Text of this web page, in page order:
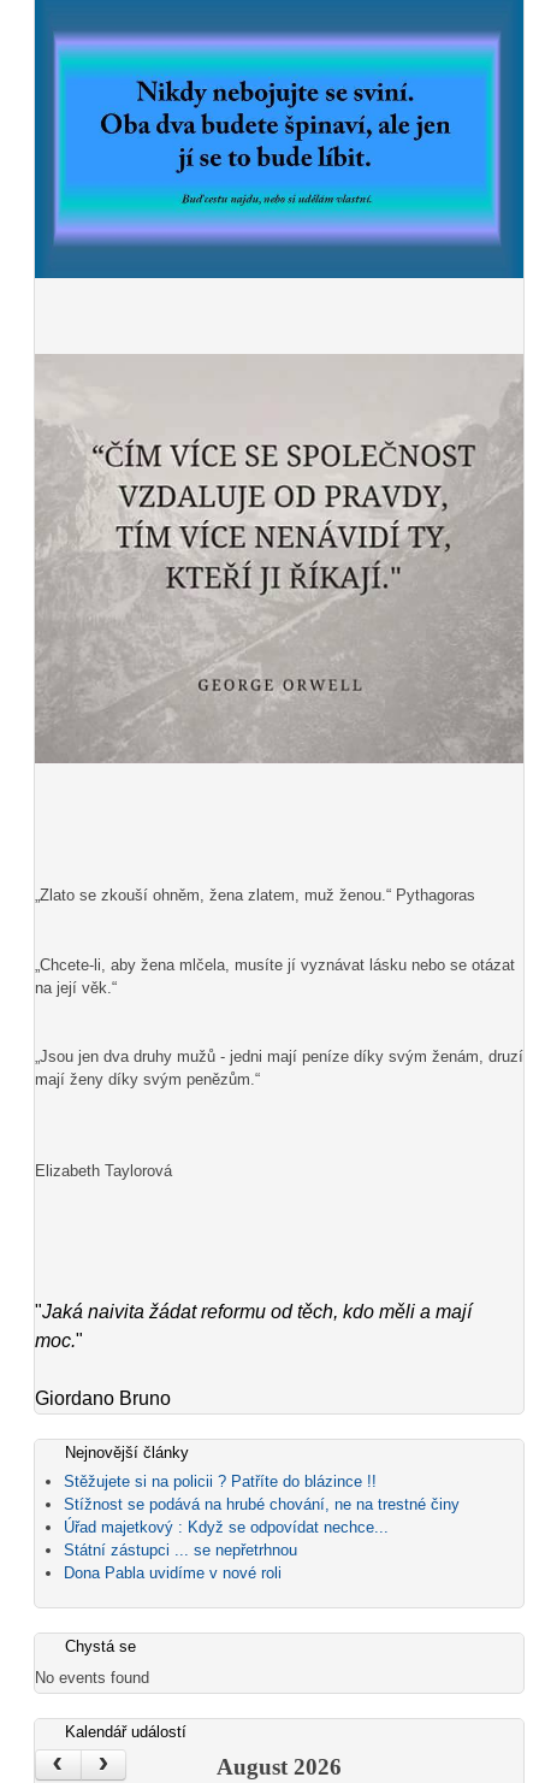
„Zlato se zkouší ohněm, žena zlatem, muž ženou.“ Pythagoras
„Chcete-li, aby žena mlčela, musíte jí vyznávat lásku nebo se otázat
na její věk.“
„Jsou jen dva druhy mužů - jedni mají peníze díky svým ženám, druzí
mají ženy díky svým penězům.“
Elizabeth Taylorová
"Jaká naivita žádat reformu od těch, kdo měli a mají
moc."
Giordano Bruno
Nejnovější články
Stěžujete si na policii ? Patříte do blázince !!
Stížnost se podává na hrubé chování, ne na trestné činy
Úřad majetkový : Když se odpovídat nechce...
Státní zástupci ... se nepřetrhnou
Dona Pabla uvidíme v nové roli
Chystá se
No events found
Kalendář událostí
‹ › August 2026